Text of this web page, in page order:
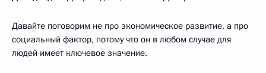
Давайте поговорим не про экономическое развитие, а про
социальный фактор, потому что он в любом случае для
людей имеет ключевое значение.